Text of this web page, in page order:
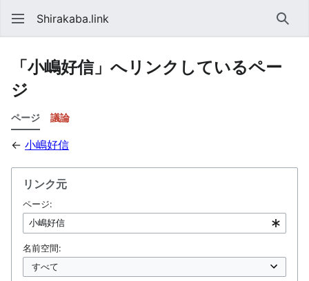
Shirakaba.link 検索
「小嶋好信」へリンクしているペー
ジ
ページ 議論
← 小嶋好信
リンク元
ページ:
名前空間: